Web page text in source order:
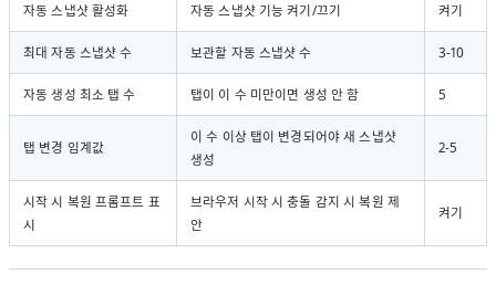
자동 스냅샷 활성화 자동 스냅샷 기능 켜기/끄기 켜기
최대 자동 스냅샷 수 보관할 자동 스냅샷 수 3-10
자동 생성 최소 탭 수 탭이 이 수 미만이면 생성 안 함 5
탭 변경 임계값
이 수 이상 탭이 변경되어야 새 스냅샷
생성
2-5
시작 시 복원 프롬프트 표
시
브라우저 시작 시 충돌 감지 시 복원 제
안
켜기